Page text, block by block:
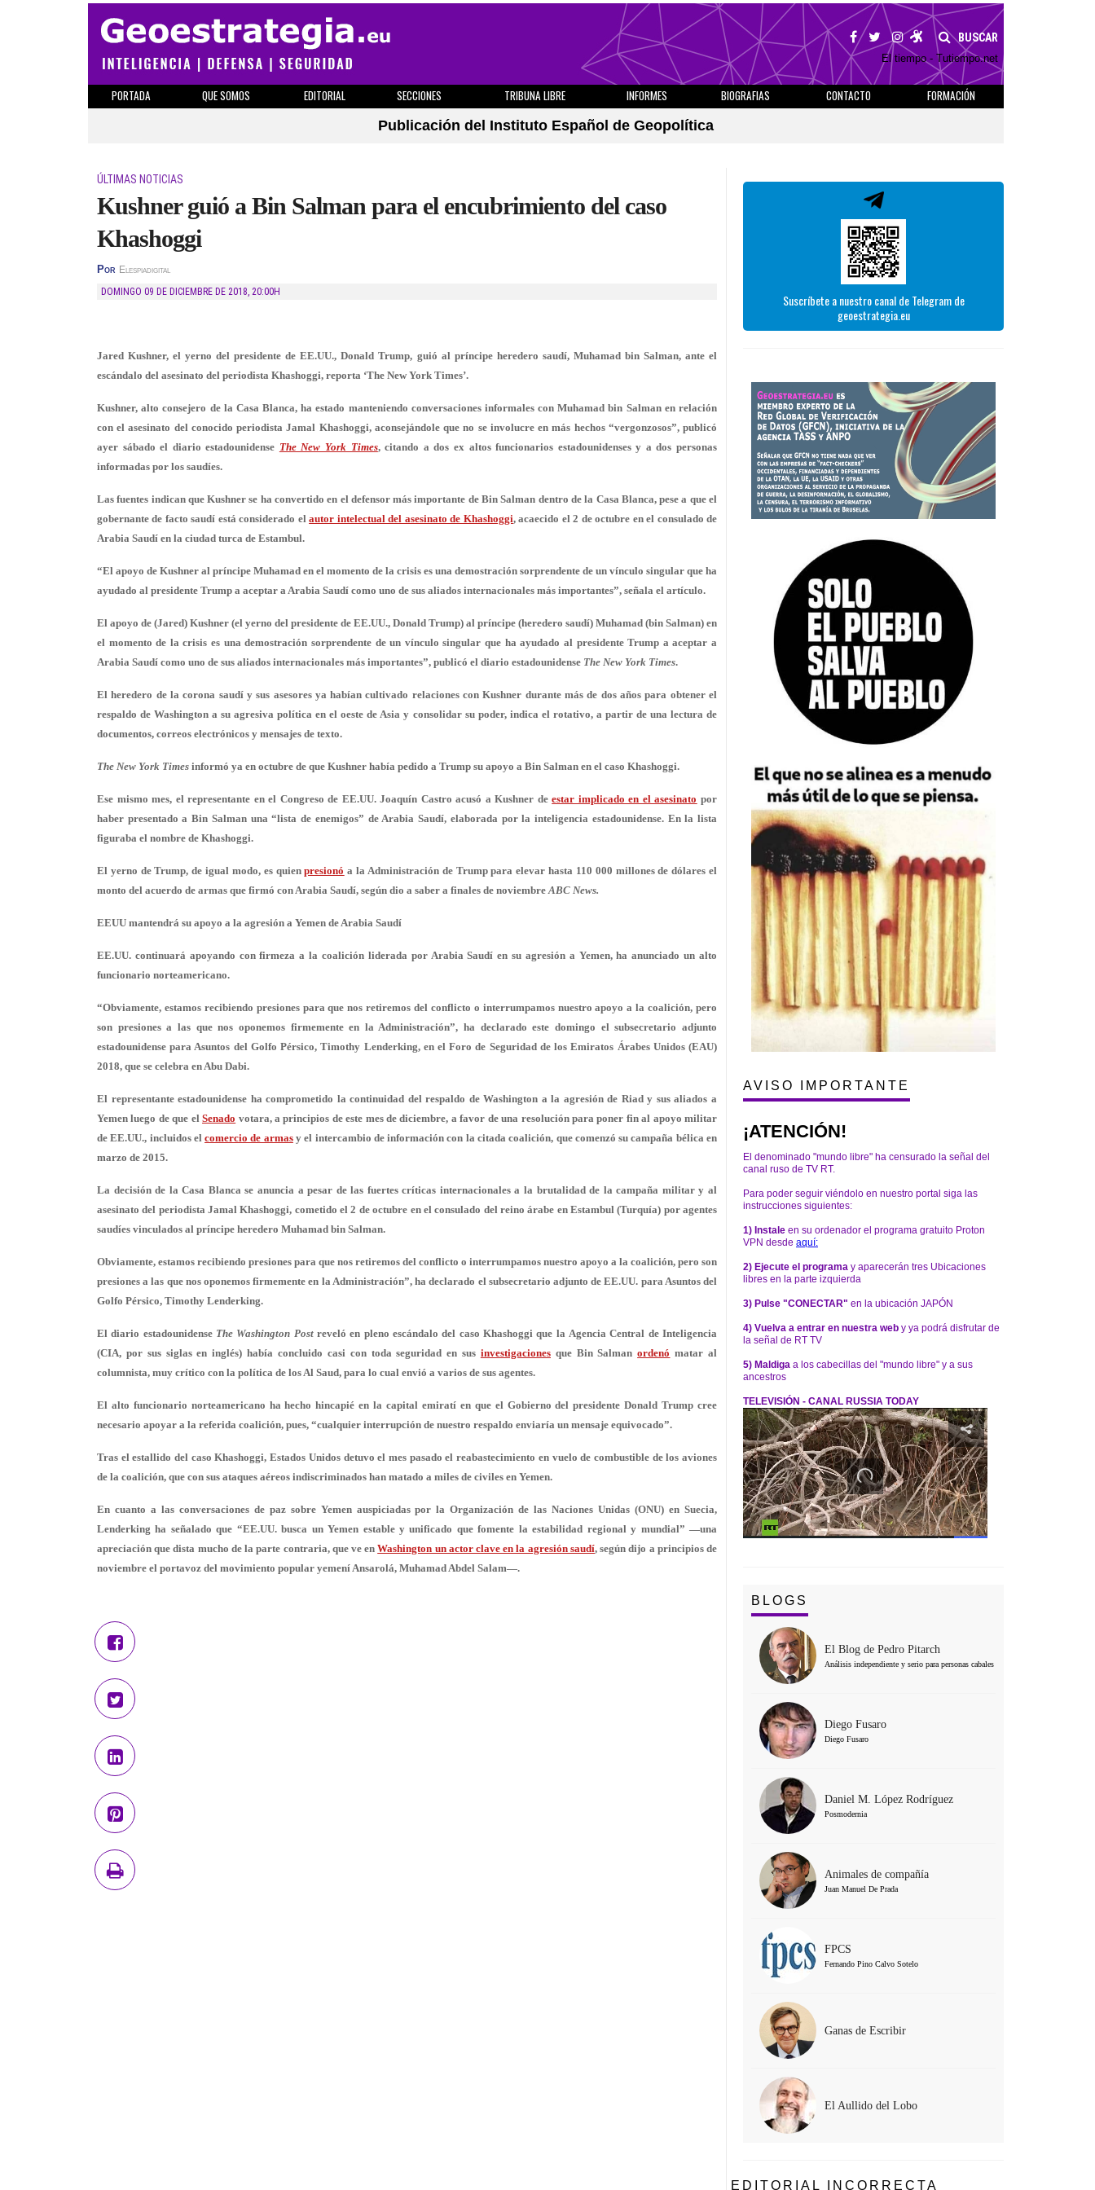
BUSCAR
El tiempo - Tutiempo.net
PORTADA QUE SOMOS EDITORIAL SECCIONES TRIBUNA LIBRE INFORMES BIOGRAFIAS CONTACTO
FORMACIÓN
Publicación del Instituto Español de Geopolítica
ÚLTIMAS NOTICIAS
Kushner guió a Bin Salman para el encubrimiento del caso
Khashoggi
Por Elespiadigital
DOMINGO 09 DE DICIEMBRE DE 2018, 20:00H
Jared Kushner, el yerno del presidente de EE.UU., Donald Trump, guió al príncipe heredero saudí, Muhamad bin Salman, ante el
escándalo del asesinato del periodista Khashoggi, reporta ‘The New York Times’.
Kushner, alto consejero de la Casa Blanca, ha estado manteniendo conversaciones informales con Muhamad bin Salman en relación
con el asesinato del conocido periodista Jamal Khashoggi, aconsejándole que no se involucre en más hechos “vergonzosos”, publicó
ayer sábado el diario estadounidense The New York Times, citando a dos ex altos funcionarios estadounidenses y a dos personas
informadas por los saudíes.
Las fuentes indican que Kushner se ha convertido en el defensor más importante de Bin Salman dentro de la Casa Blanca, pese a que el
gobernante de facto saudí está considerado elautor intelectual del asesinato de Khashoggi, acaecido el 2 de octubre en el consulado de
Arabia Saudí en la ciudad turca de Estambul.
“El apoyo de Kushner al príncipe Muhamad en el momento de la crisis es una demostración sorprendente de un vínculo singular que ha
ayudado al presidente Trump a aceptar a Arabia Saudí como uno de sus aliados internacionales más importantes”, señala el artículo.
El apoyo de (Jared) Kushner (el yerno del presidente de EE.UU., Donald Trump) al príncipe (heredero saudí) Muhamad (bin Salman) en
el momento de la crisis es una demostración sorprendente de un vínculo singular que ha ayudado al presidente Trump a aceptar a
Arabia Saudí como uno de sus aliados internacionales más importantes”, publicó el diario estadounidense The New York Times.
El heredero de la corona saudí y sus asesores ya habían cultivado relaciones con Kushner durante más de dos años para obtener el
respaldo de Washington a su agresiva política en el oeste de Asia y consolidar su poder, indica el rotativo, a partir de una lectura de
documentos, correos electrónicos y mensajes de texto.
The New York Times informó ya en octubre de que Kushner había pedido a Trump su apoyo a Bin Salman en el caso Khashoggi.
Ese mismo mes, el representante en el Congreso de EE.UU. Joaquín Castro acusó a Kushner deestar implicado en el asesinato por
haber presentado a Bin Salman una “lista de enemigos” de Arabia Saudí, elaborada por la inteligencia estadounidense. En la lista
figuraba el nombre de Khashoggi.
El yerno de Trump, de igual modo, es quienpresionó a la Administración de Trump para elevar hasta 110 000 millones de dólares el
monto del acuerdo de armas que firmó con Arabia Saudí, según dio a saber a finales de noviembreABC News.
EEUU mantendrá su apoyo a la agresión a Yemen de Arabia Saudí
EE.UU. continuará apoyando con firmeza a la coalición liderada por Arabia Saudí en su agresión a Yemen, ha anunciado un alto
funcionario norteamericano.
“Obviamente, estamos recibiendo presiones para que nos retiremos del conflicto o interrumpamos nuestro apoyo a la coalición, pero
son presiones a las que nos oponemos firmemente en la Administración”, ha declarado este domingo el subsecretario adjunto
estadounidense para Asuntos del Golfo Pérsico, Timothy Lenderking, en el Foro de Seguridad de los Emiratos Árabes Unidos (EAU)
2018, que se celebra en Abu Dabi.
El representante estadounidense ha comprometido la continuidad del respaldo de Washington a la agresión de Riad y sus aliados a
Yemen luego de que elSenado votara, a principios de este mes de diciembre, a favor de una resolución para poner fin al apoyo militar
de EE.UU., incluidos elcomercio de armasy el intercambio de información con la citada coalición, que comenzó su campaña bélica en
marzo de 2015.
La decisión de la Casa Blanca se anuncia a pesar de las fuertes críticas internacionales a la brutalidad de la campaña militar y al
asesinato del periodista Jamal Khashoggi, cometido el 2 de octubre en el consulado del reino árabe en Estambul (Turquía) por agentes
saudíes vinculados al príncipe heredero Muhamad bin Salman.
Obviamente, estamos recibiendo presiones para que nos retiremos del conflicto o interrumpamos nuestro apoyo a la coalición, pero son
presiones a las que nos oponemos firmemente en la Administración”, ha declarado el subsecretario adjunto de EE.UU. para Asuntos del
Golfo Pérsico, Timothy Lenderking.
El diario estadounidense The Washington Postreveló en pleno escándalo del caso Khashoggi que la Agencia Central de Inteligencia
(CIA, por sus siglas en inglés) había concluido casi con toda seguridad en sus investigacionesque Bin Salmanordenó matar al
columnista, muy crítico con la política de los Al Saud, para lo cual envió a varios de sus agentes.
El alto funcionario norteamericano ha hecho hincapié en la capital emiratí en que el Gobierno del presidente Donald Trump cree
necesario apoyar a la referida coalición, pues, “cualquier interrupción de nuestro respaldo enviaría un mensaje equivocado”.
Tras el estallido del caso Khashoggi, Estados Unidos detuvo el mes pasado el reabastecimiento en vuelo de combustible de los aviones
de la coalición, que con sus ataques aéreos indiscriminados han matado a miles de civiles en Yemen.
En cuanto a las conversaciones de paz sobre Yemen auspiciadas por la Organización de las Naciones Unidas (ONU) en Suecia,
Lenderking ha señalado que “EE.UU. busca un Yemen estable y unificado que fomente la estabilidad regional y mundial” —una
apreciación que dista mucho de la parte contraria, que ve enWashington un actor clave en la agresión saudí, según dijo a principios de
noviembre el portavoz del movimiento popular yemení Ansarolá, Muhamad Abdel Salam—.
Suscríbete a nuestro canal de Telegram de
geoestrategia.eu
AVISO IMPORTANTE
¡ATENCIÓN!
El denominado "mundo libre" ha censurado la señal del
canal ruso de TV RT.
Para poder seguir viéndolo en nuestro portal siga las
instrucciones siguientes:
1) Instale en su ordenador el programa gratuito Proton
VPN desde aquí:
2) Ejecute el programa y aparecerán tres Ubicaciones
libres en la parte izquierda
3) Pulse "CONECTAR" en la ubicación JAPÓN
4) Vuelva a entrar en nuestra web y ya podrá disfrutar de
la señal de RT TV
5) Maldiga a los cabecillas del "mundo libre" y a sus
ancestros
TELEVISIÓN - CANAL RUSSIA TODAY
BLOGS
El Blog de Pedro Pitarch
Análisis independiente y serio para personas cabales
Diego Fusaro
Diego Fusaro
Daniel M. López Rodríguez
Posmodernia
Animales de compañía
Juan Manuel De Prada
FPCS
Fernando Pino Calvo Sotelo
Ganas de Escribir
El Aullido del Lobo
EDITORIAL INCORRECTA